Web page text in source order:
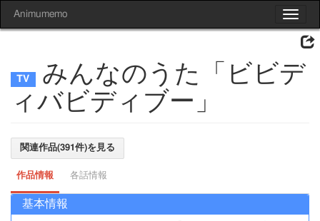
Toggle
Animumemo
みんなのうた「ビビデ
ィバビディブー」
関連作品(391件)を見る
作品情報 各話情報
基本情報